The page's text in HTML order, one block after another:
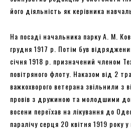
його діяльність як керівника
На посаді начальника парку А. М.
грудня 1917 р. Потім був
січня 1918 р. призначений членом
повітряного флоту. Наказом від 2
важкохворого ветерана звільнили з
провів з дружиною та молодшими
восени переїхав на лікування до
паралічу серця 20 квітня 1919 року у